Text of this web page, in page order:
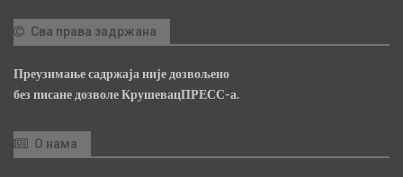
Сва права задржана
Преузимање садржаја није дозвољено
без писане дозволе КрушевацПРЕСС-а.
О нама